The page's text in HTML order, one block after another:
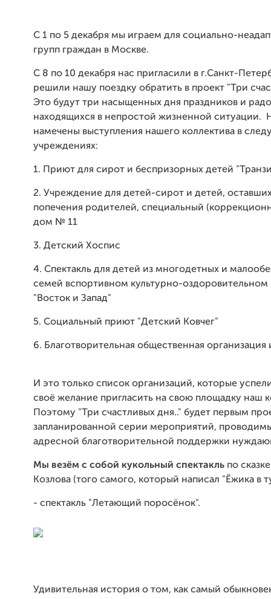
С 1 по 5 декабря мы играем для социально-
групп граждан в Москве.
С 8 по 10 декабря нас пригласили в г.Санкт-
решили нашу поездку обратить в проект "Три
Это будут три насыщенных дня праздников и
находящихся в непростой жизненной ситуации.
намечены выступления нашего коллектива в
учреждениях:
1. Приют для сирот и беспризорных детей
2. Учреждение для детей-сирот и детей,
попечения родителей, специальный
дом № 11
3. Детский Хоспис
4. Спектакль для детей из многодетных и
семей вспортивном культурно-оздоровительном
"Восток и Запад"
5. Социальный приют "Детский Ковчег"
6. Благотворительная общественная организация
И это только список организаций, которые
своё желание пригласить на свою площадку наш
Поэтому "Три счастливых дня.." будет первым
запланированной серии мероприятий,
адресной благотворительной поддержки
Мы везём с собой кукольный спектакль по
Козлова (того самого, который написал "Ёжика в
- спектакль "Летающий поросёнок".
Удивительная история о том, как самый